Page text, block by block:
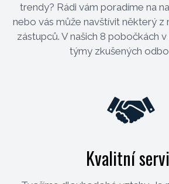
trendy? Rádi vám poradíme na
nebo vás může navštívit některý z
zástupců. V našich 8 pobočkách
týmy zkušených
Kvalitní